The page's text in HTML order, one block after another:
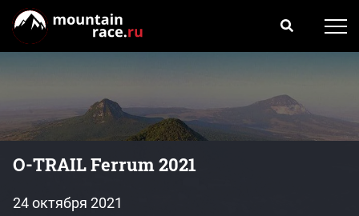
O-TRAIL Ferrum 2021
24 октября 2021